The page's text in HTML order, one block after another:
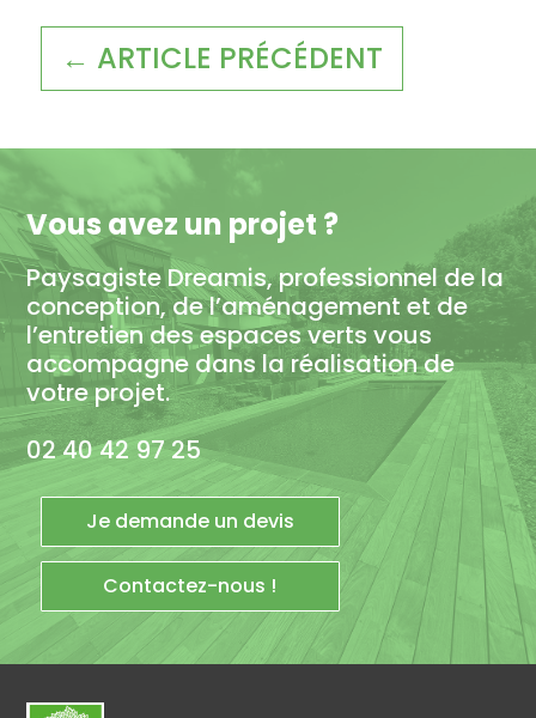
← ARTICLE PRÉCÉDENT
Vous avez un projet ?
Paysagiste Dreamis, professionnel de la
conception, de l’aménagement et de
l’entretien des espaces verts vous
accompagne dans la réalisation de
votre projet.
02 40 42 97 25
Je demande un devis
Contactez-nous !